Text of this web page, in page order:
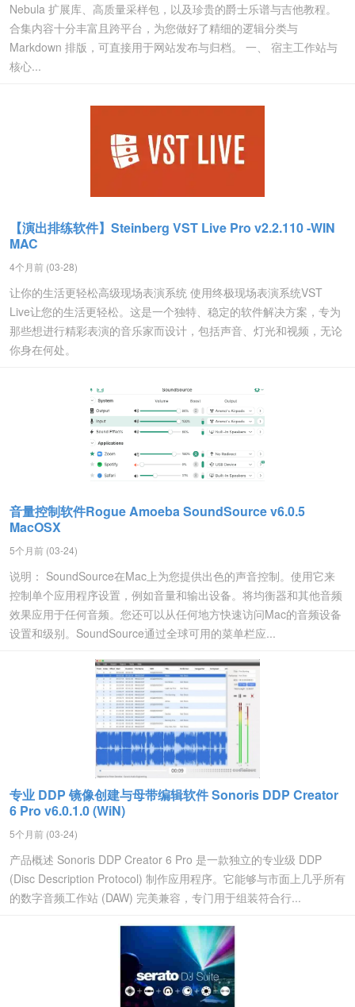
Nebula 扩展库、高质量采样包，以及珍贵的爵士乐谱与吉他教程。
合集内容十分丰富且跨平台，为您做好了精细的逻辑分类与
Markdown 排版，可直接用于网站发布与归档。 一、 宿主工作站与
核心...
【演出排练软件】Steinberg VST Live Pro v2.2.110 -WIN
MAC
4个月前 (03-28)
让你的生活更轻松高级现场表演系统 使用终极现场表演系统VST
Live让您的生活更轻松。这是一个独特、稳定的软件解决方案，专为
那些想进行精彩表演的音乐家而设计，包括声音、灯光和视频，无论
你身在何处。
音量控制软件Rogue Amoeba SoundSource v6.0.5
MacOSX
5个月前 (03-24)
说明： SoundSource在Mac上为您提供出色的声音控制。使用它来
控制单个应用程序设置，例如音量和输出设备。将均衡器和其他音频
效果应用于任何音频。您还可以从任何地方快速访问Mac的音频设备
设置和级别。SoundSource通过全球可用的菜单栏应...
专业 DDP 镜像创建与母带编辑软件 Sonoris DDP Creator
6 Pro v6.0.1.0 (WiN)
5个月前 (03-24)
产品概述 Sonoris DDP Creator 6 Pro 是一款独立的专业级 DDP
(Disc Description Protocol) 制作应用程序。它能够与市面上几乎所有
的数字音频工作站 (DAW) 完美兼容，专门用于组装符合行...